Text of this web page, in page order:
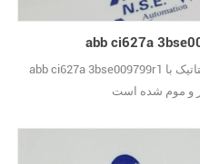
abb ci627a 3bse009799r1 جدید و کارخانه اصلی در کیسه ضد استاتیک با